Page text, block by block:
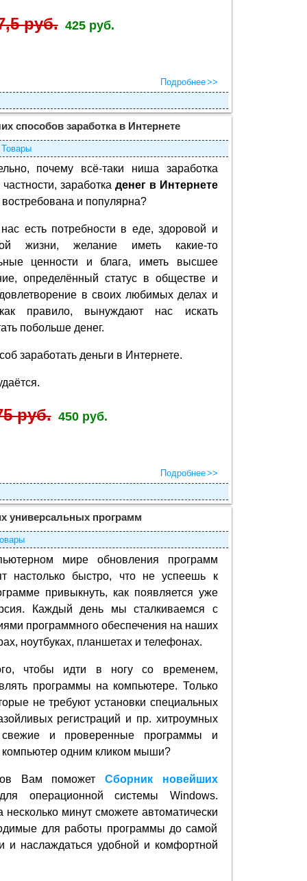
руб. 425 руб.
Подробнее
способов заработка в Интернете
Товары
почему всё-таки ниша заработка
заработка денег в Интернете
востребована и популярна?
есть потребности в еде, здоровой и
жизни, желание иметь какие-то
ценности и блага, иметь высшее
определённый статус в обществе и
в своих любимых делах и
правило, вынуждают нас искать
побольше денег.
заработать деньги в Интернете.
руб. 450 руб.
Подробнее
универсальных программ
мире обновления программ
настолько быстро, что не успеешь к
привыкнуть, как появляется уже
Каждый день мы сталкиваемся с
программного обеспечения на наших
ноутбуках, планшетах и телефонах.
чтобы идти в ногу со временем,
программы на компьютере. Только
не требуют установки специальных
регистраций и пр. хитроумных
и проверенные программы и
компьютер одним кликом мыши?
Вам поможет Сборник новейших
операционной системы Windows.
минут сможете автоматически
для работы программы до самой
и наслаждаться удобной и комфортной